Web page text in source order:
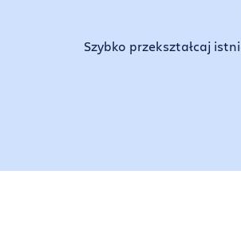
Szybko przekształcaj